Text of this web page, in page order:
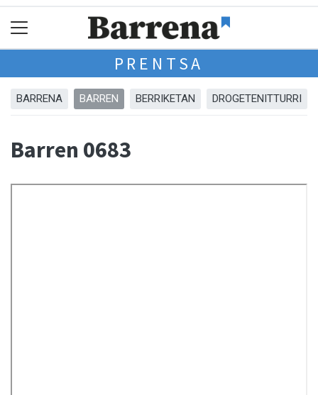
PRENTSA
BARRENA BARREN BERRIKETAN DROGETENITTURRI
Barren 0683